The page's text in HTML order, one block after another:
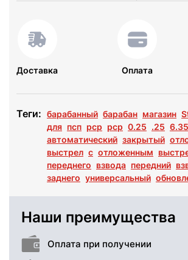
Доставка Оплата
Теги: барабанный барабан магазин
для псп рср pcp 0.25 .25 6.35
автоматический закрытый
выстрел с отложенным
переднего взвода передний
заднего универсальный
Наши преимущества
Оплата при получении